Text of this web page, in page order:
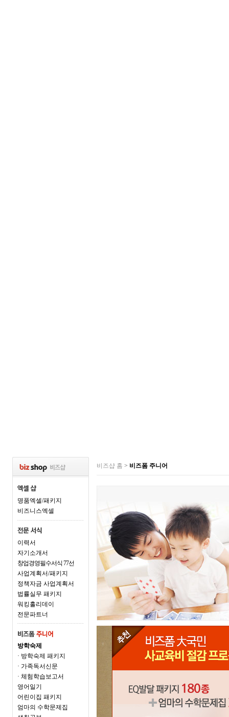
명품엑셀/패키지
비즈니스엑셀
이력서
자기소개서
창업경영필수서식 77선
사업계획서/패키지
정책자금 사업계획서
법률실무 패키지
워킹홀리데이
전문파트너
방학숙제
· 방학숙제 패키지
· 가족독서신문
· 체험학습보고서
영어일기
어린이집 패키지
엄마의 수학문제집
비즈샵 홈 > 비즈폼 주니어